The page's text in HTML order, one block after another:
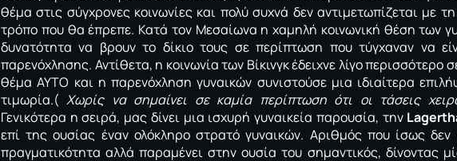
θέμα στις σύγχρονες κοινωνίες και πολύ συχνά δεν αντιμετωπίζεται με
τρόπο που θα έπρεπε. Κατά τον Μεσαίωνα η χαμηλή κοινωνική θέση των
δυνατότητα να βρουν το δίκιο τους σε περίπτωση που τύγχαναν να
παρενόχλησης. Αντίθετα, η κοινωνία των Βίκινγκ έδειχνε λίγο περισσότερο
θέμα ΑΥΤΟ και η παρενόχληση γυναικών συνιστούσε μια ιδιαίτερα
τιμωρία.(Χωρίς να σημαίνει σε καμία περίπτωση ότι οι τάσεις
Γενικότερα η σειρά, μας δίνει μια ισχυρή γυναικεία παρουσία, την
επί της ουσίας έναν ολόκληρο στρατό γυναικών. Αριθμός που ίσως δεν
πραγματικότητα αλλά παραμένει στην ουσία του σημαντικός, δίνοντας